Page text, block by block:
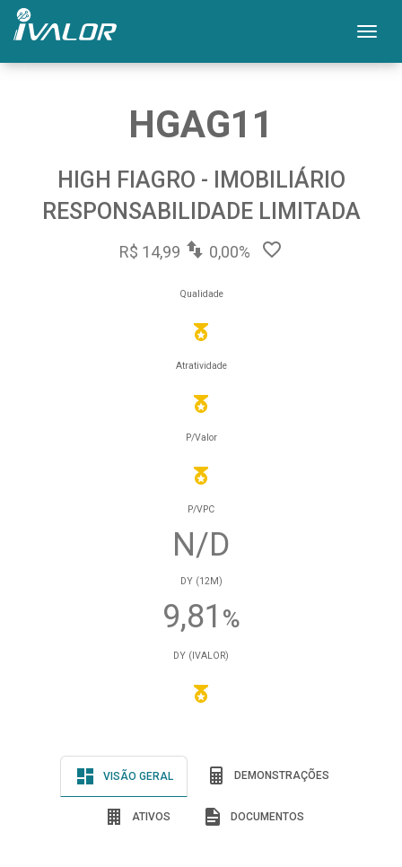
HGAG11
HIGH FIAGRO - IMOBILIÁRIO
RESPONSABILIDADE LIMITADA
R$ 14,99 0,00%
Qualidade
Atratividade
P/Valor
P/VPC
N/D
DY (12M)
9,81 %
DY (IVALOR)
VISÃO GERAL DEMONSTRAÇÕES
ATIVOS DOCUMENTOS